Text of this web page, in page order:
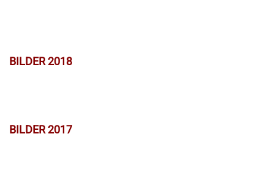
BILDER 2018
BILDER 2017